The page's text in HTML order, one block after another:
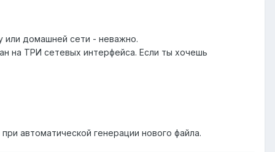
или домашней сети - неважно.
на ТРИ сетевых интерфейса. Если ты хочешь
автоматической генерации нового файла.